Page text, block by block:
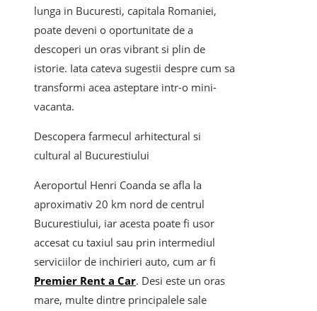
lunga in Bucuresti, capitala Romaniei,
poate deveni o oportunitate de a
descoperi un oras vibrant si plin de
istorie. Iata cateva sugestii despre cum sa
transformi acea asteptare intr-o mini-
vacanta.
Descopera farmecul arhitectural si
cultural al Bucurestiului
Aeroportul Henri Coanda se afla la
aproximativ 20 km nord de centrul
Bucurestiului, iar acesta poate fi usor
accesat cu taxiul sau prin intermediul
serviciilor de inchirieri auto, cum ar fi
Premier Rent a Car. Desi este un oras
mare, multe dintre principalele sale